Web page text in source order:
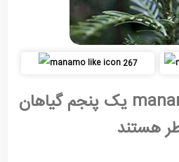
267
یک پنجم گیاهان
هستند